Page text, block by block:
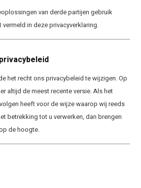
van derde partijen gebruik
in deze privacyverklaring.
het recht ons privacybeleid te wijzigen. Op
altijd de meest recente versie. Als het
heeft voor de wijze waarop wij reeds
betrekking tot u verwerken, dan brengen
de hoogte.